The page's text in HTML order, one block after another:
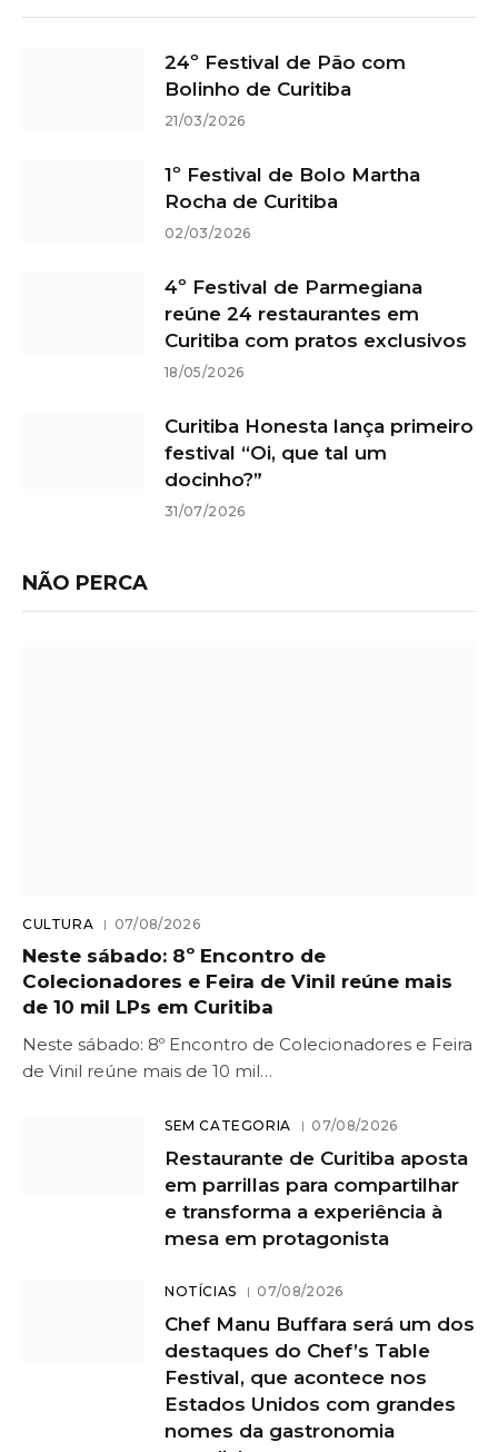
24º Festival de Pão com
Bolinho de Curitiba
21/03/2026
1º Festival de Bolo Martha
Rocha de Curitiba
02/03/2026
4º Festival de Parmegiana
reúne 24 restaurantes em
Curitiba com pratos exclusivos
18/05/2026
Curitiba Honesta lança primeiro
festival “Oi, que tal um
docinho?”
31/07/2026
NÃO PERCA
CULTURA 07/08/2026
Neste sábado: 8º Encontro de
Colecionadores e Feira de Vinil reúne mais
de 10 mil LPs em Curitiba
Neste sábado: 8º Encontro de Colecionadores e Feira
de Vinil reúne mais de 10 mil…
SEM CATEGORIA 07/08/2026
Restaurante de Curitiba aposta
em parrillas para compartilhar
e transforma a experiência à
mesa em protagonista
NOTÍCIAS 07/08/2026
Chef Manu Buffara será um dos
destaques do Chef’s Table
Festival, que acontece nos
Estados Unidos com grandes
nomes da gastronomia